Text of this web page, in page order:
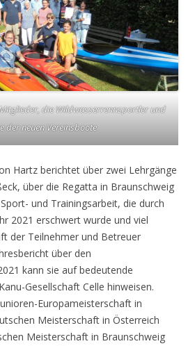
die Wildwasserrennsportler und
der neuen Vereinsboote
Hartz berichtet über zwei Lehrgänge
über die Regatta in Braunschweig
und Trainingsarbeit, die durch
2021 erschwert wurde und viel
der Teilnehmer und Betreuer
über den
kann sie auf bedeutende
Gesellschaft Celle hinweisen.
Europameisterschaft in
Meisterschaft in Österreich
Meisterschaft in Braunschweig